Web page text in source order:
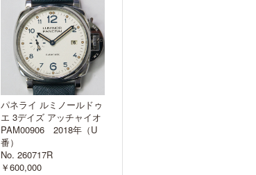
パネライ ルミノールドゥ
エ 3デイズ アッチャイオ
PAM00906 2018年（U
番）
No. 260717R
￥600,000